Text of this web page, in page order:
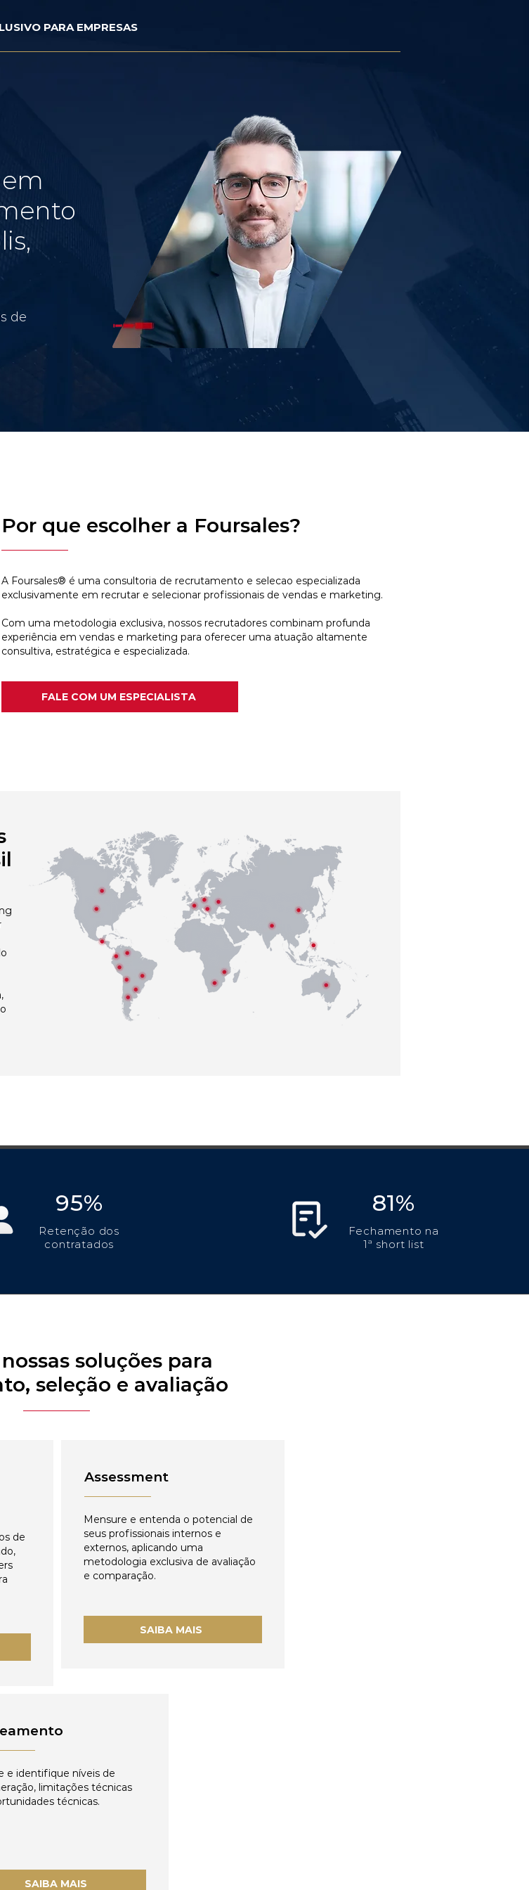
PARA EMPRESAS
de
Por que escolher a Foursales?
A Foursales® é uma consultoria de recrutamento e selecao especializada
exclusivamente em recrutar e selecionar profissionais de vendas e marketing.
Com uma metodologia exclusiva, nossos recrutadores combinam profunda
experiência em vendas e marketing para oferecer uma atuação altamente
consultiva, estratégica e especializada.
FALE COM UM ESPECIALISTA
95%
Retenção dos
contratados
81%
Fechamento na
1ª short list
soluções para
seleção e avaliação
de
Assessment
Mensure e entenda o potencial de
seus profissionais internos e
externos, aplicando uma
metodologia exclusiva de avaliação
e comparação.
SAIBA MAIS
e identifique níveis de
limitações técnicas
técnicas.
SAIBA MAIS